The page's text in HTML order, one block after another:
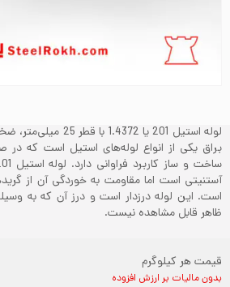
براق یکی از انواع لوله‌های استیل است که
است. این لوله درزدار است و درز آن که به
ظاهر قابل مشاهده نیست.
قیمت هر کیلوگرم
بدون مالیات بر ارزش افزوده